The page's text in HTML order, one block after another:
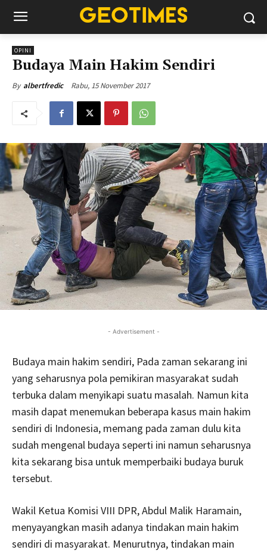
OPINI
Budaya Main Hakim Sendiri
By albertfredic Rabu, 15 November 2017
- Advertisement -
Budaya main hakim sendiri, Pada zaman sekarang ini
yang seharusnya pola pemikiran masyarakat sudah
terbuka dalam menyikapi suatu masalah. Namun kita
masih dapat menemukan beberapa kasus main hakim
sendiri di Indonesia, memang pada zaman dulu kita
sudah mengenal budaya seperti ini namun seharusnya
kita sekarang bisa untuk memperbaiki budaya buruk
tersebut.
Wakil Ketua Komisi VIII DPR, Abdul Malik Haramain,
menyayangkan masih adanya tindakan main hakim
sendiri di masyarakat. Menurutnya, tindakan main